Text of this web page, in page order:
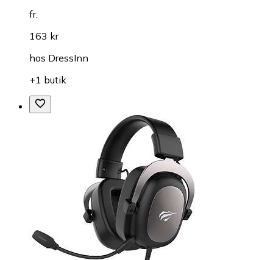
fr.
163 kr
hos DressInn
+1 butik